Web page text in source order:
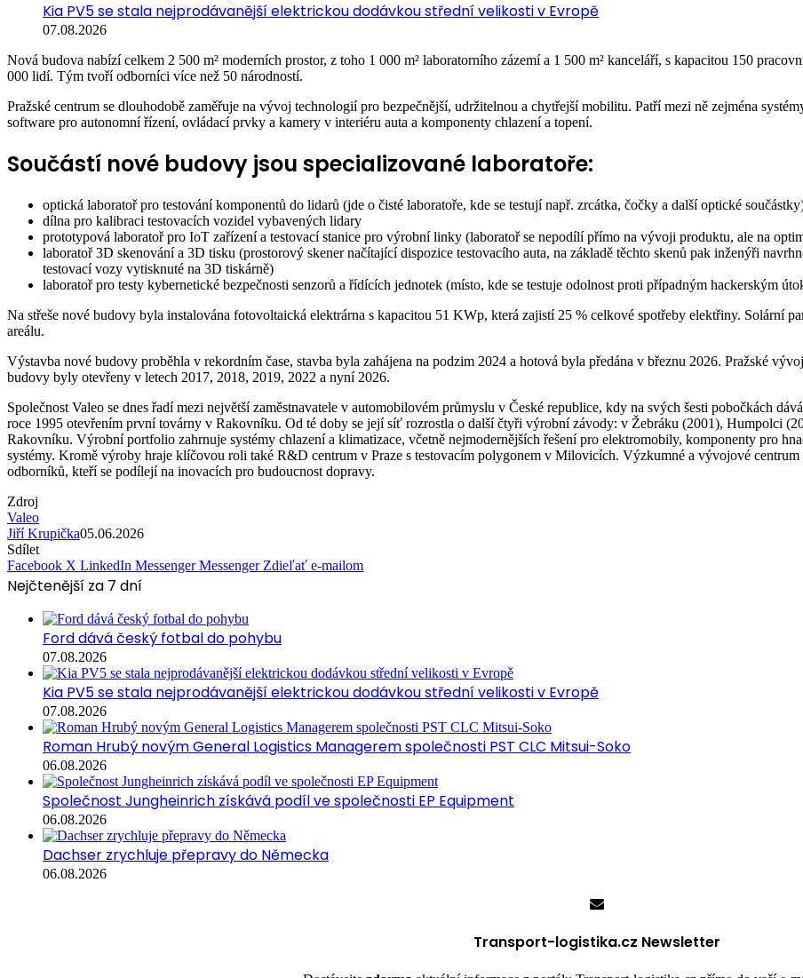
Kia PV5 se stala nejprodávanější elektrickou dodávkou střední velikosti v Evropě
07.08.2026
Nová budova nabízí celkem 2 500 m² moderních prostor, z toho 1 000 m² laboratorního zázemí a 1 500 m² kanceláří, s kapacitou 150
000 lidí. Tým tvoří odborníci více než 50 národností.
Pražské centrum se dlouhodobě zaměřuje na vývoj technologií pro bezpečnější, udržitelnou a chytřejší mobilitu. Patří mezi ně zejména
software pro autonomní řízení, ovládací prvky a kamery v interiéru auta a komponenty chlazení a topení.
Součástí nové budovy jsou specializované laboratoře:
optická laboratoř pro testování komponentů do lidarů (jde o čisté laboratoře, kde se testují např. zrcátka, čočky a další optické
dílna pro kalibraci testovacích vozidel vybavených lidary
prototypová laboratoř pro IoT zařízení a testovací stanice pro výrobní linky (laboratoř se nepodílí přímo na vývoji produktu, ale na
laboratoř 3D skenování a 3D tisku (prostorový skener načítající dispozice testovacího auta, na základě těchto skenů pak inženýři
testovací vozy vytisknuté na 3D tiskárně)
laboratoř pro testy kybernetické bezpečnosti senzorů a řídících jednotek (místo, kde se testuje odolnost proti případným hackerským
Na střeše nové budovy byla instalována fotovoltaická elektrárna s kapacitou 51 KWp, která zajistí 25 % celkové spotřeby elektřiny. Solární
areálu.
Výstavba nové budovy proběhla v rekordním čase, stavba byla zahájena na podzim 2024 a hotová byla předána v březnu 2026. Pražské
budovy byly otevřeny v letech 2017, 2018, 2019, 2022 a nyní 2026.
Společnost Valeo se dnes řadí mezi největší zaměstnavatele v automobilovém průmyslu v České republice, kdy na svých šesti pobočkách
roce 1995 otevřením první továrny v Rakovníku. Od té doby se její síť rozrostla o další čtyři výrobní závody: v Žebráku (2001), Humpolci
Rakovníku. Výrobní portfolio zahrnuje systémy chlazení a klimatizace, včetně nejmodernějších řešení pro elektromobily, komponenty pro
systémy. Kromě výroby hraje klíčovou roli také R&D centrum v Praze s testovacím polygonem v Milovicích. Výzkumné a vývojové centrum
odborníků, kteří se podílejí na inovacích pro budoucnost dopravy.
Zdroj
Valeo
Jiří Krupička05.06.2026
Sdílet
Facebook X LinkedIn Messenger Messenger Zdieľať e-mailom
Nejčtenější za 7 dní
Ford dává český fotbal do pohybu
07.08.2026
Kia PV5 se stala nejprodávanější elektrickou dodávkou střední velikosti v Evropě
07.08.2026
Roman Hrubý novým General Logistics Managerem společnosti PST CLC Mitsui-Soko
06.08.2026
Společnost Jungheinrich získává podíl ve společnosti EP Equipment
06.08.2026
Dachser zrychluje přepravy do Německa
06.08.2026
Transport-logistika.cz Newsletter